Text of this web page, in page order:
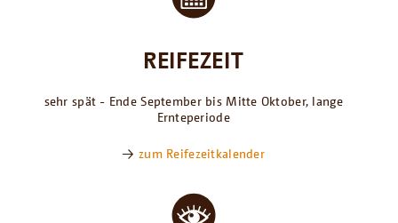
REIFEZEIT
sehr spät - Ende September bis Mitte Oktober, lange
Ernteperiode
→zum Reifezeitkalender